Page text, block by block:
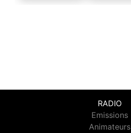
RADIO
Emissions
Animateurs